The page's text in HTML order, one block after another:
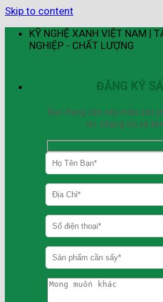
Skip to content
KỸ NGHỆ XANH VIỆT NAM |
NGHIỆP - CHẤT LƯỢNG
ĐĂNG KÝ
Bạn đang cần sấy mẫu sản
tin, chúng tôi sẽ